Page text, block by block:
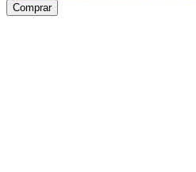
Comprar